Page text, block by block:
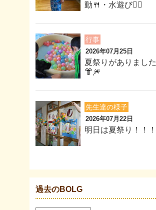
動🍴・水遊び🏊‍♂️
行事
2026年07月25日
夏祭りがありました
👘🎆
先生達の様子
2026年07月22日
明日は夏祭り！！！
過去のBOLG